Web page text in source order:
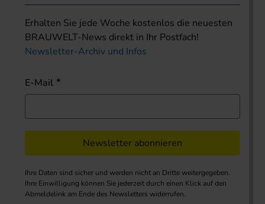
Erhalten Sie jede Woche kostenlos die neuesten
BRAUWELT-News direkt in Ihr Postfach!
Newsletter-Archiv und Infos
E-Mail
Newsletter abonnieren
Ihre Daten sind sicher und werden nicht an Dritte weitergegeben.
Ihre Einwilligung können Sie jederzeit durch einen Klick auf den
Abmeldelink am Ende des Newsletters widerrufen.